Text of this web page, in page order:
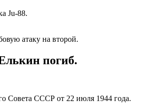
Ju-88.
атаку на второй.
погиб.
Совета СССР от 22 июля 1944 года.